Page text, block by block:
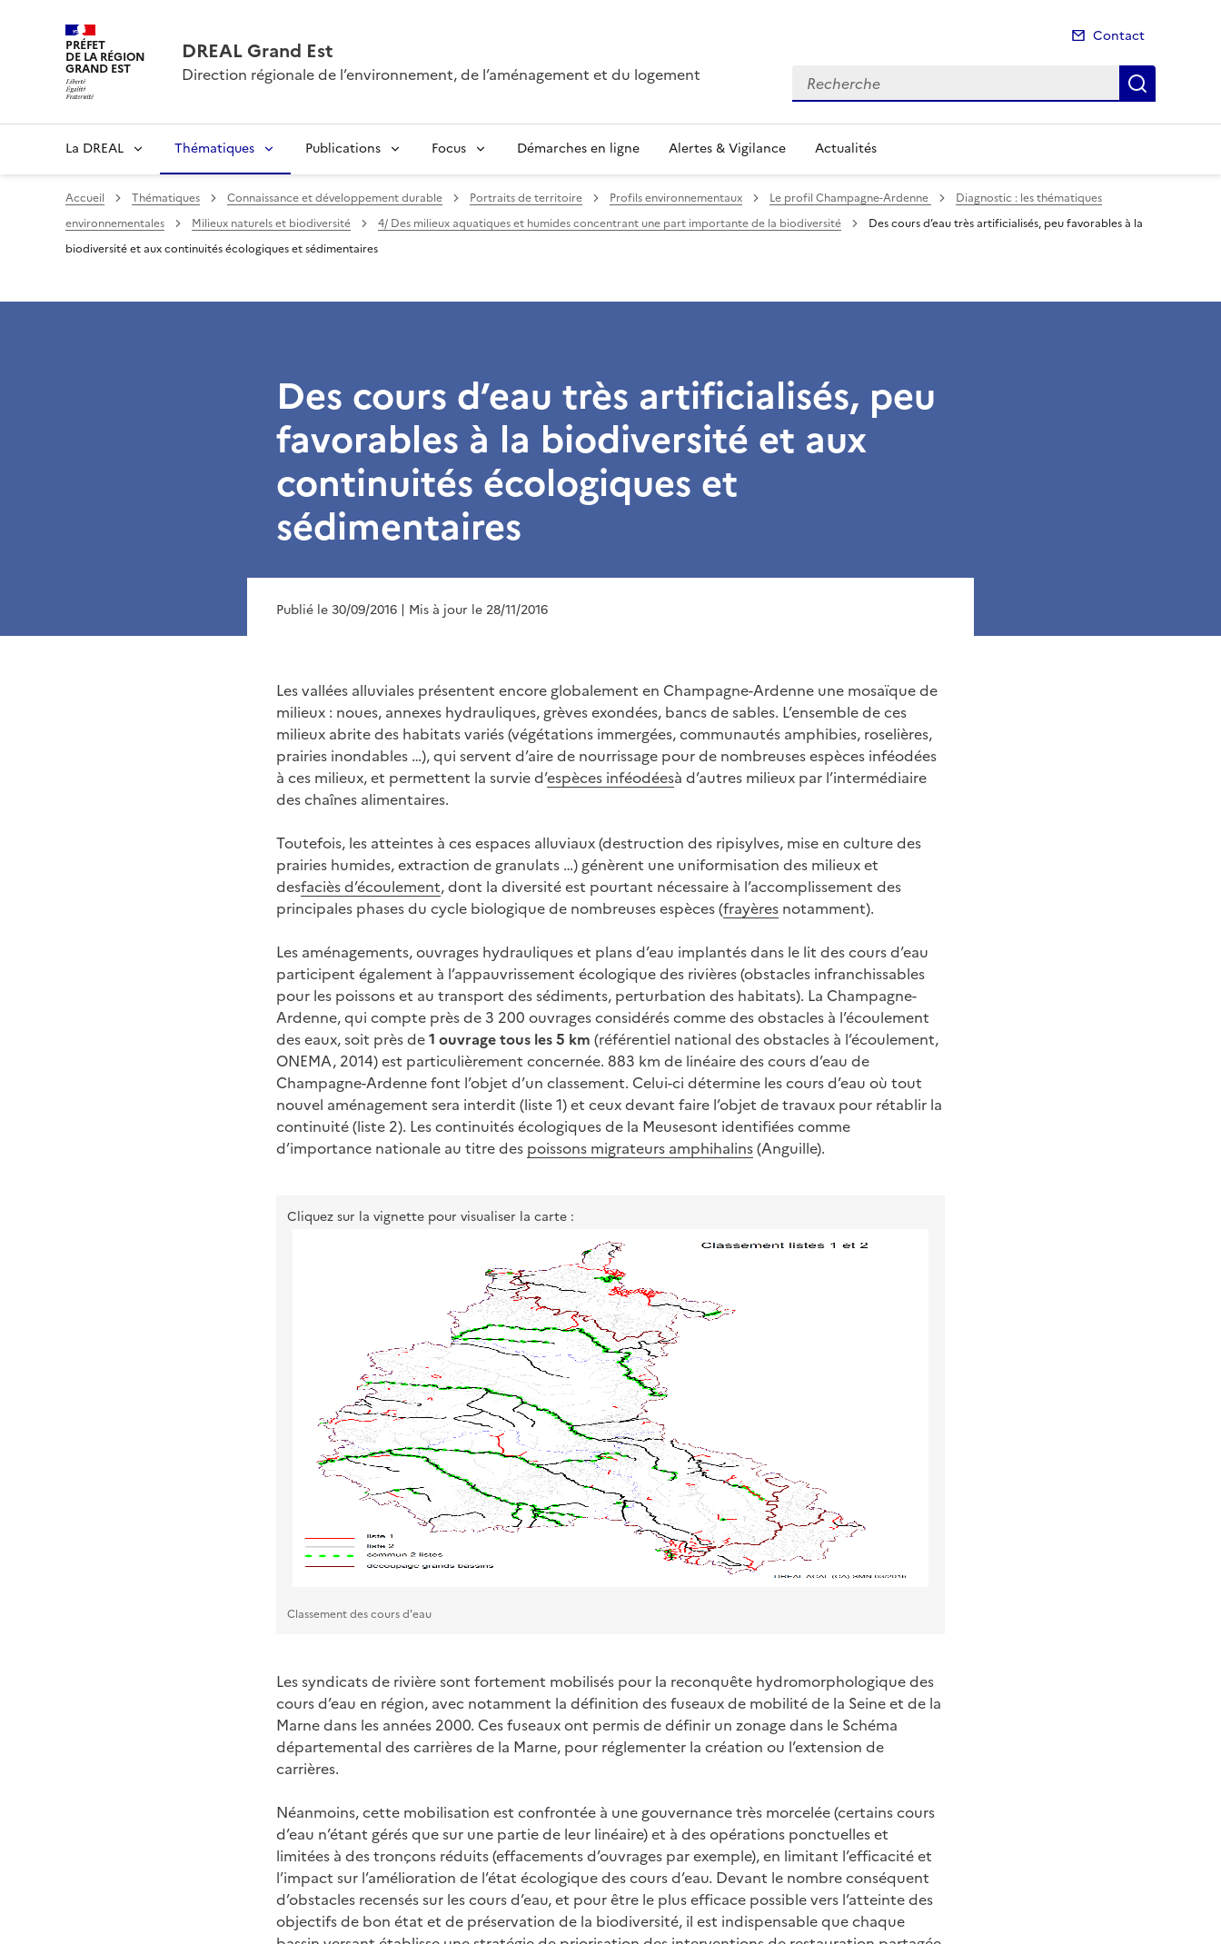
PRÉFET
DE LA RÉGION
GRAND EST
DREAL Grand Est
Direction régionale de l’environnement, de l’aménagement et du logement
Contact
Recherche
La DREAL Thématiques Publications Focus Démarches en ligne Alertes & Vigilance Actualités
Accueil Thématiques Connaissance et développement durable Portraits de territoire Profils environnementaux Le profil Champagne-Ardenne
Diagnostic : les thématiques
environnementales
Milieux naturels et biodiversité 4/ Des milieux aquatiques et humides concentrant une part importante de la biodiversité
Des cours d’eau très artificialisés, peu favorables à la
biodiversité et aux continuités écologiques et sédimentaires
Des cours d’eau très artificialisés, peu
favorables à la biodiversité et aux
continuités écologiques et
sédimentaires
Publié le 30/09/2016 | Mis à jour le 28/11/2016
Les vallées alluviales présentent encore globalement en Champagne-Ardenne une mosaïque de
milieux : noues, annexes hydrauliques, grèves exondées, bancs de sables. L’ensemble de ces
milieux abrite des habitats variés (végétations immergées, communautés amphibies, roselières,
prairies inondables …), qui servent d’aire de nourrissage pour de nombreuses espèces inféodées
à ces milieux, et permettent la survie d’espèces inféodéesà d’autres milieux par l’intermédiaire
des chaînes alimentaires.
Toutefois, les atteintes à ces espaces alluviaux (destruction des ripisylves, mise en culture des
prairies humides, extraction de granulats …) génèrent une uniformisation des milieux et
desfaciès d’écoulement, dont la diversité est pourtant nécessaire à l’accomplissement des
principales phases du cycle biologique de nombreuses espèces (frayères notamment).
Les aménagements, ouvrages hydrauliques et plans d’eau implantés dans le lit des cours d’eau
participent également à l’appauvrissement écologique des rivières (obstacles infranchissables
pour les poissons et au transport des sédiments, perturbation des habitats). La Champagne-
Ardenne, qui compte près de 3 200 ouvrages considérés comme des obstacles à l’écoulement
des eaux, soit près de1 ouvrage tous les 5 km (référentiel national des obstacles à l’écoulement,
ONEMA, 2014) est particulièrement concernée. 883 km de linéaire des cours d’eau de
Champagne-Ardenne font l’objet d’un classement. Celui-ci détermine les cours d’eau où tout
nouvel aménagement sera interdit (liste 1) et ceux devant faire l’objet de travaux pour rétablir la
continuité (liste 2). Les continuités écologiques de la Meusesont identifiées comme
d’importance nationale au titre des poissons migrateurs amphihalins(Anguille).
Cliquez sur la vignette pour visualiser la carte :
Classement des cours d'eau
Les syndicats de rivière sont fortement mobilisés pour la reconquête hydromorphologique des
cours d’eau en région, avec notamment la définition des fuseaux de mobilité de la Seine et de la
Marne dans les années 2000. Ces fuseaux ont permis de définir un zonage dans le Schéma
départemental des carrières de la Marne, pour réglementer la création ou l’extension de
carrières.
Néanmoins, cette mobilisation est confrontée à une gouvernance très morcelée (certains cours
d’eau n’étant gérés que sur une partie de leur linéaire) et à des opérations ponctuelles et
limitées à des tronçons réduits (effacements d’ouvrages par exemple), en limitant l’efficacité et
l’impact sur l’amélioration de l’état écologique des cours d’eau. Devant le nombre conséquent
d’obstacles recensés sur les cours d’eau, et pour être le plus efficace possible vers l’atteinte des
objectifs de bon état et de préservation de la biodiversité, il est indispensable que chaque